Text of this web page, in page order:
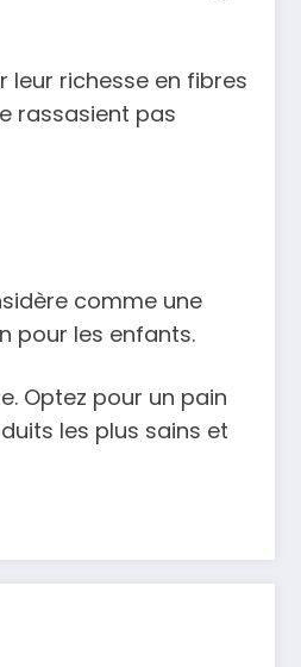
leur richesse en fibres
rassasient pas
comme une
pour les enfants.
Optez pour un pain
les plus sains et